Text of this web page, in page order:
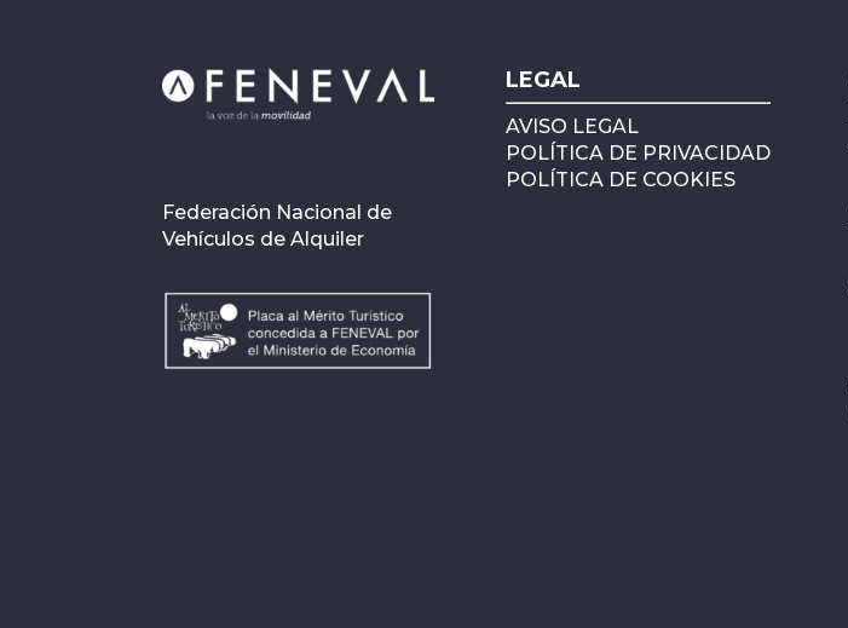
Federación Nacional de
Vehículos de Alquiler
LEGAL
AVISO LEGAL
POLÍTICA DE PRIVACIDAD
POLÍTICA DE COOKIES